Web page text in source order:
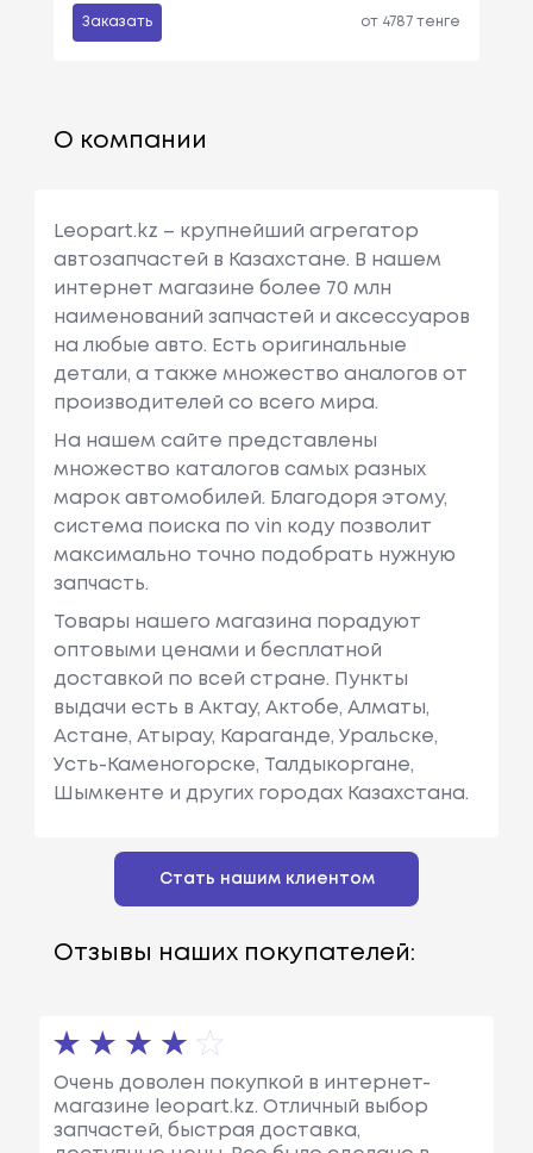
Заказать от 4787 тенге
О компании
Leopart.kz – крупнейший агрегатор
автозапчастей в Казахстане. В нашем
интернет магазине более 70 млн
наименований запчастей и аксессуаров
на любые авто. Есть оригинальные
детали, а также множество аналогов от
производителей со всего мира.
На нашем сайте представлены
множество каталогов самых разных
марок автомобилей. Благодоря этому,
система поиска по vin коду позволит
максимально точно подобрать нужную
запчасть.
Товары нашего магазина порадуют
оптовыми ценами и бесплатной
доставкой по всей стране. Пункты
выдачи есть в Актау, Актобе, Алматы,
Астане, Атырау, Караганде, Уральске,
Усть-Каменогорске, Талдыкоргане,
Шымкенте и других городах Казахстана.
Стать нашим клиентом
Отзывы наших покупателей:
Очень доволен покупкой в интернет-
магазине leopart.kz. Отличный выбор
запчастей, быстрая доставка,